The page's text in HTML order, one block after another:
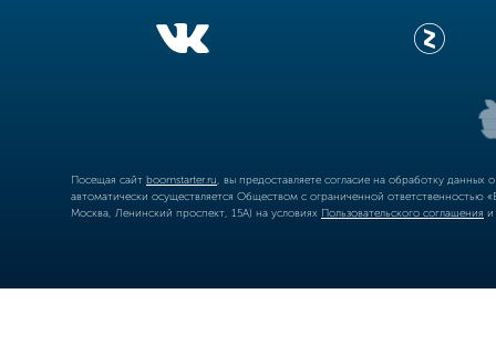
Посещая сайт boomstarter.ru , вы предоставляете согласие на обработку
автоматически осуществляется Обществом с ограниченной
Москва, Ленинский проспект, 15А) на условиях Пользовательского соглашения и